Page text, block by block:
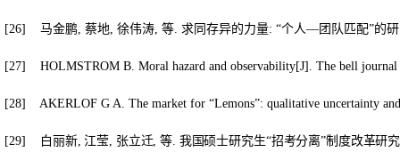
[26] 马金鹏 蔡地 徐伟涛 等 求同存异的力量: “个人—团队匹配”的
[27] HOLMSTROM B. Moral hazard and observability[J]. The bell
[28] AKERLOF G A. The market for “Lemons”: qualitative uncertainty
[29] 白丽新,江莹 张立迁,等 我国硕士研究生“招考分离”制度改革研究